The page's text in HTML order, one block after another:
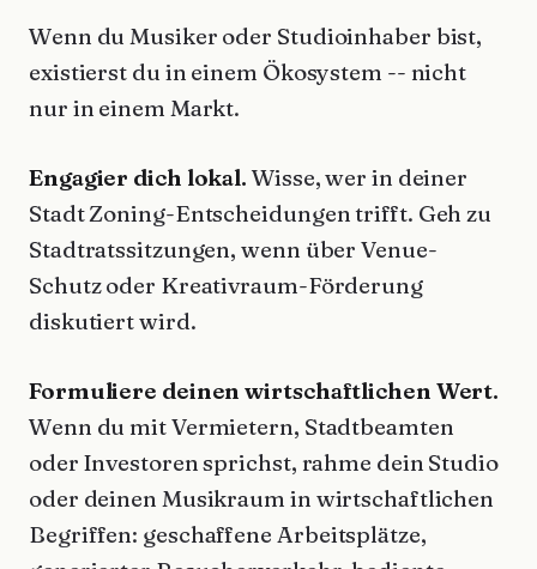
Wenn du Musiker oder Studioinhaber bist,
existierst du in einem Ökosystem -- nicht
nur in einem Markt.
Engagier dich lokal. Wisse, wer in deiner
Stadt Zoning-Entscheidungen trifft. Geh zu
Stadtratssitzungen, wenn über Venue-
Schutz oder Kreativraum-Förderung
diskutiert wird.
Formuliere deinen wirtschaftlichen Wert.
Wenn du mit Vermietern, Stadtbeamten
oder Investoren sprichst, rahme dein Studio
oder deinen Musikraum in wirtschaftlichen
Begriffen: geschaffene Arbeitsplätze,